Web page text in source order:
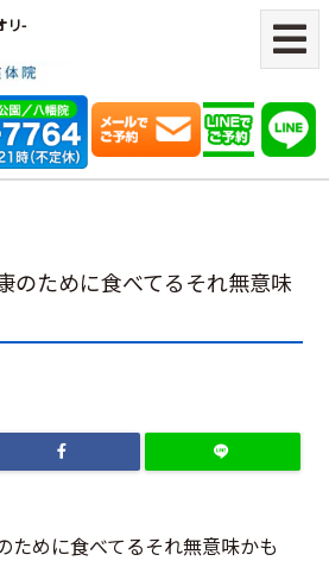
リ-
のために食べてるそれ無意味
ために食べてるそれ無意味かも